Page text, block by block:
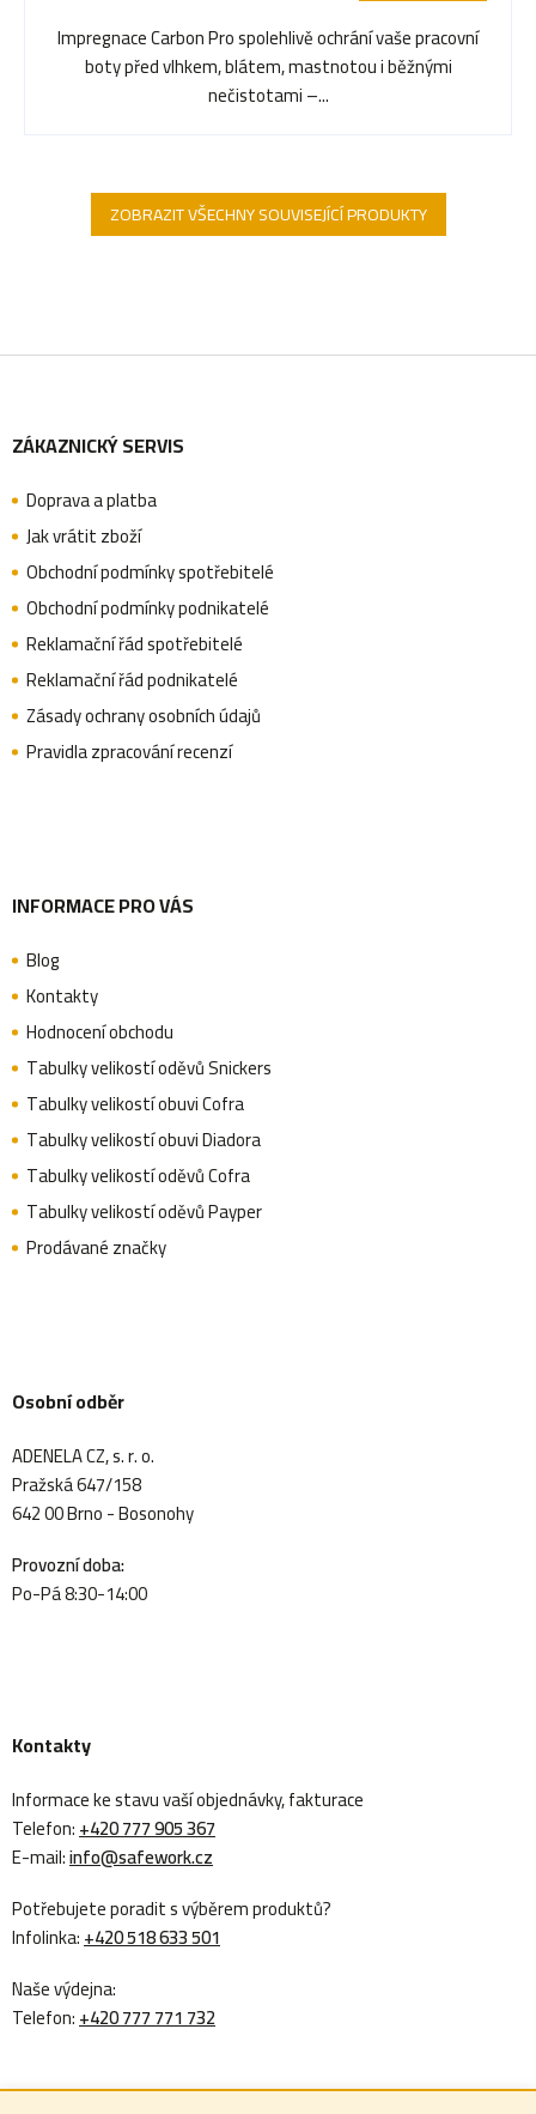
Impregnace Carbon Pro spolehlivě ochrání vaše pracovní
boty před vlhkem, blátem, mastnotou i běžnými
nečistotami –...
ZOBRAZIT VŠECHNY SOUVISEJÍCÍ PRODUKTY
á
p
a
t
ZÁKAZNICKÝ SERVIS
Doprava a platba
Jak vrátit zboží
Obchodní podmínky spotřebitelé
Obchodní podmínky podnikatelé
Reklamační řád spotřebitelé
Reklamační řád podnikatelé
Zásady ochrany osobních údajů
Pravidla zpracování recenzí
INFORMACE PRO VÁS
Blog
Kontakty
Hodnocení obchodu
Tabulky velikostí oděvů Snickers
Tabulky velikostí obuvi Cofra
Tabulky velikostí obuvi Diadora
Tabulky velikostí oděvů Cofra
Tabulky velikostí oděvů Payper
Prodávané značky
Osobní odběr
ADENELA CZ, s. r. o.
Pražská 647/158
642 00 Brno - Bosonohy
Provozní doba:
Po-Pá 8:30-14:00
Kontakty
Informace ke stavu vaší objednávky, fakturace
Telefon:+420 777 905 367
E-mail:info@safework.cz
Potřebujete poradit s výběrem produktů?
Infolinka:+420 518 633 501
Naše výdejna:
Telefon:+420 777 771 732